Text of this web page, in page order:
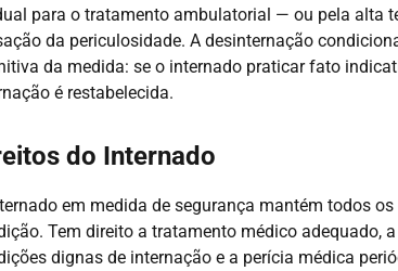
para o tratamento ambulatorial — ou pela alta
da periculosidade. A desinternação
da medida: se o internado praticar fato
é restabelecida.
do Internado
em medida de segurança mantém todos
Tem direito a tratamento médico adequado,
dignas de internação e a perícia médica